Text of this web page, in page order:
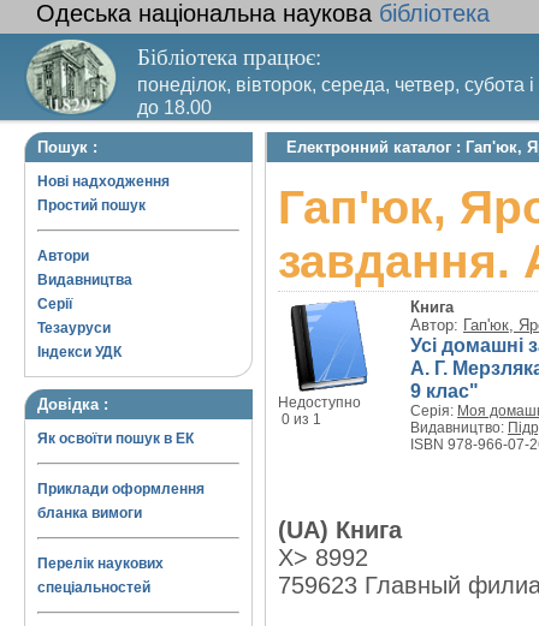
Одеська національна наукова бібліотека
Бібліотека працює:
понеділок, вівторок, середа, четвер, субота
до 18.00
Вихідний день – п’ятниця. Останній четвер
Пошук :
Нові надходження
Простий пошук
Автори
Видавництва
Серії
Тезауруси
Індекси УДК
Довідка :
Як освоїти пошук в ЕК
Приклади оформлення
бланка вимоги
Перелік наукових
спеціальностей
Електронний каталог : Гап'юк,
Гап'юк,
завдання.
Недоступно
0 из 1
Книга
Автор: Гап'юк,
Усі домашні
А. Г.
9 клас"
Серія: Моя
Видавництво:
ISBN 978-966-07-
(UA) Книга
X> 8992
759623 Главный